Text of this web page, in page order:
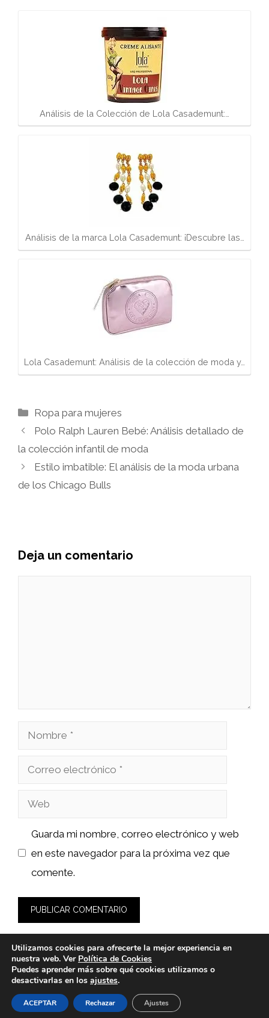
Análisis de la Colección de Lola Casademunt:…
Análisis de la marca Lola Casademunt: ¡Descubre las…
Lola Casademunt: Análisis de la colección de moda y…
Categorías
Ropa para mujeres
Polo Ralph Lauren Bebé: Análisis detallado de
la colección infantil de moda
Estilo imbatible: El análisis de la moda urbana
de los Chicago Bulls
Deja un comentario
Nombre
Correo
Web
Guarda mi nombre, correo electrónico y web
en este navegador para la próxima vez que
comente.
© 2026 fashionlawinstitute.es -
Aviso Legal
Política de cookies
Utilizamos cookies para ofrecerte la mejor experiencia en
nuestra web. Ver Política de Cookies
Puedes aprender más sobre qué cookies utilizamos o
desactivarlas en los ajustes.
ACEPTAR Rechazar Ajustes